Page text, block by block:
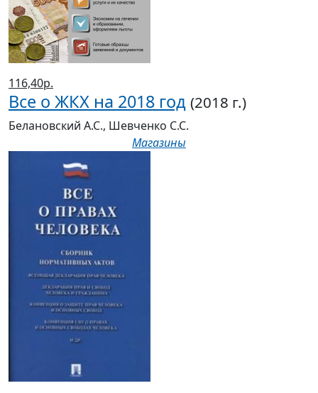
116,40р.
Все о ЖКХ на 2018 год (2018 г.)
Белановский А.С., Шевченко С.С.
Магазины